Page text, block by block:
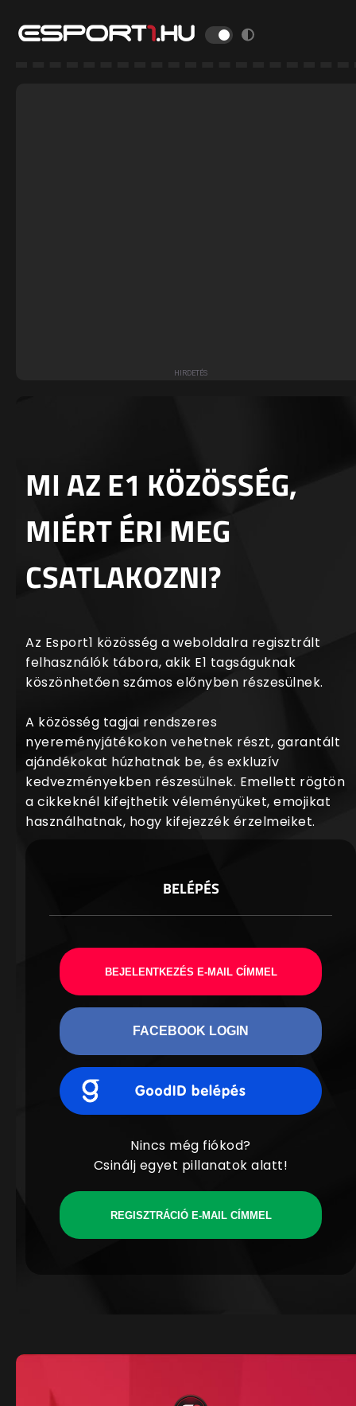
MI AZ E1 KÖZÖSSÉG,
MIÉRT ÉRI MEG
CSATLAKOZNI?
Az Esport1 közösség a weboldalra regisztrált
felhasználók tábora, akik E1 tagságuknak
köszönhetően számos előnyben részesülnek.
A közösség tagjai rendszeres
nyereményjátékokon vehetnek részt, garantált
ajándékokat húzhatnak be, és exkluzív
kedvezményekben részesülnek. Emellett rögtön
a cikkeknél kifejthetik véleményüket, emojikat
használhatnak, hogy kifejezzék érzelmeiket.
BELÉPÉS
BEJELENTKEZÉS E-MAIL CÍMMEL
FACEBOOK LOGIN
Nincs még fiókod?
Csinálj egyet pillanatok alatt!
REGISZTRÁCIÓ E-MAIL CÍMMEL